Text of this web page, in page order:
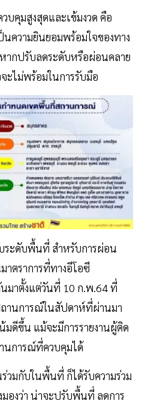
บคุมสูงสุดและเข้มงวด คือ
นความยินยอมพร้อมใจของทาง
หากปรับลดระดับหรือผ่อนคลาย
ะไม่พร้อมในการรับมือ
ระดับพื้นที่ สำหรับการผ่อน
าตราการที่ทางอีโอซี
มาตั้งแต่วันที่ 10 ก.พ.64 ที่
านการณ์ในสัปดาห์ที่ผ่านมา
ดีขึ้น แม้จะมีการรายงานผู้ติด
นการณ์ที่ควบคุมได้
วมกับในพื้นที่ ก็ได้รับความร่วม
มองว่า น่าจะปรับพื้นที่ ลดการ